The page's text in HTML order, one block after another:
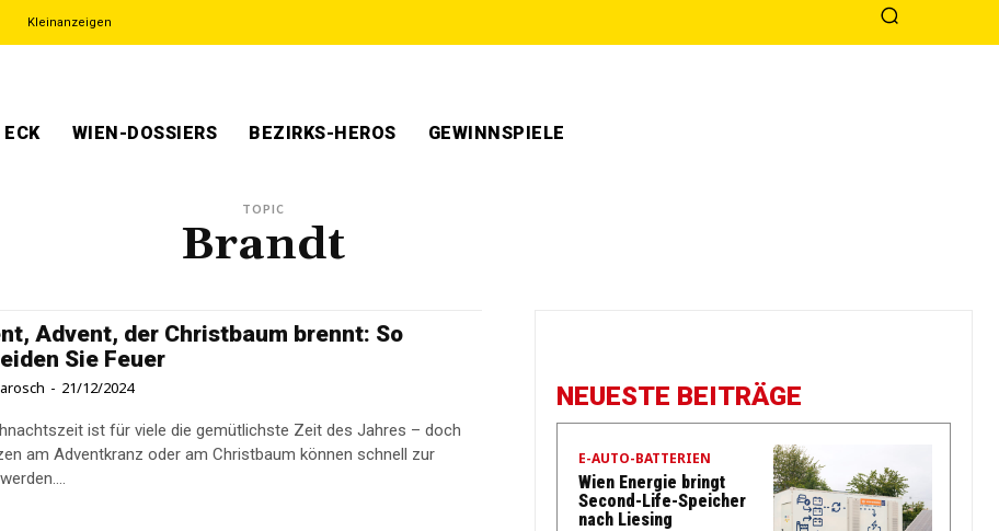
Kleinanzeigen
WIEN-DOSSIERS BEZIRKS-HEROS GEWINNSPIELE
TOPIC
Brandt
Advent, der Christbaum brennt: So
Sie Feuer
- 21/12/2024
ist für viele die gemütlichste Zeit des Jahres – doch
am Adventkranz oder am Christbaum können schnell zur
NEUESTE BEITRÄGE
E-AUTO-BATTERIEN
Wien Energie bringt
Second-Life-Speicher
nach Liesing